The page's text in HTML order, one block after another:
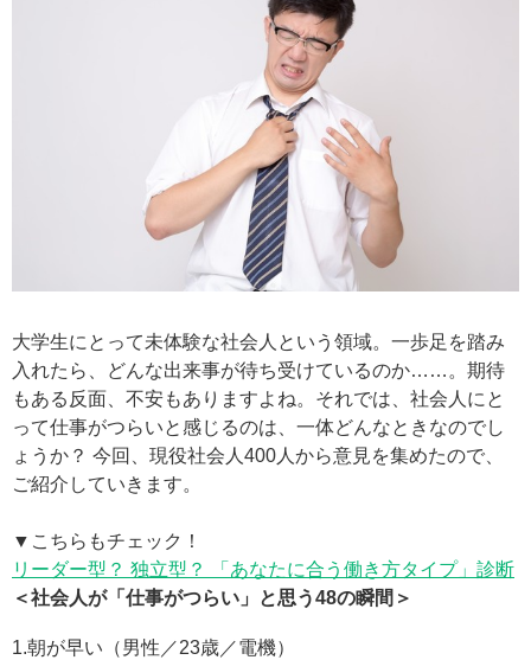
大学生にとって未体験な社会人という領域。一歩足を踏み
入れたら、どんな出来事が待ち受けているのか……。期待
もある反面、不安もありますよね。それでは、社会人にと
って仕事がつらいと感じるのは、一体どんなときなのでし
ょうか？ 今回、現役社会人400人から意見を集めたので、
ご紹介していきます。
▼こちらもチェック！
リーダー型？ 独立型？ 「あなたに合う働き方タイプ」診断
＜社会人が「仕事がつらい」と思う48の瞬間＞
1.朝が早い（男性／23歳／電機）